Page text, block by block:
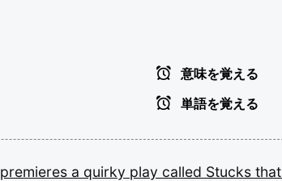
意味を覚える
単語を覚える
premieres a quirky play called Stucks that